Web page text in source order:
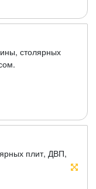
столярных
плит, ДВП,